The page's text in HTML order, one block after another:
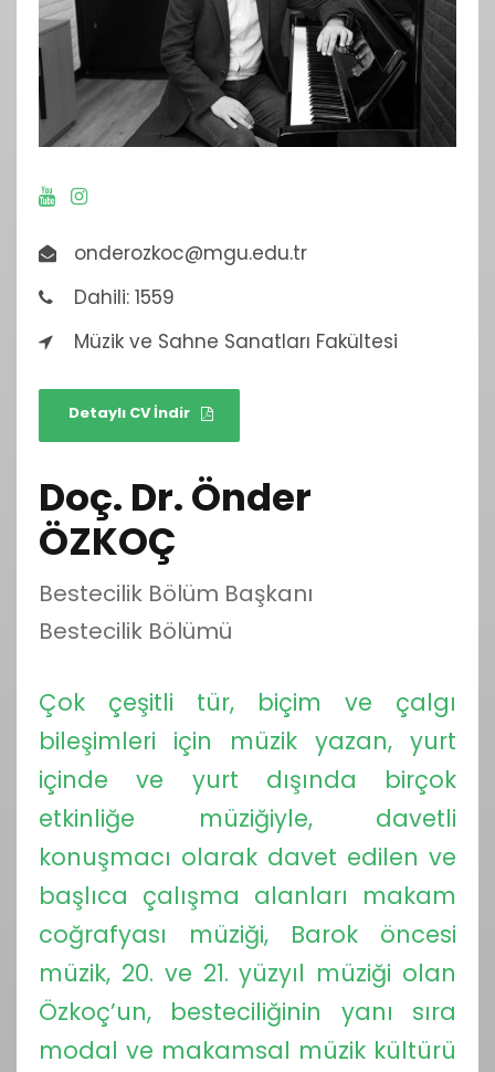
onderozkoc@mgu.edu.tr
Dahili: 1559
Müzik ve Sahne Sanatları Fakültesi
Detaylı CV İndir
Doç. Dr. Önder
ÖZKOÇ
Bestecilik Bölüm Başkanı
Bestecilik Bölümü
Çok çeşitli tür, biçim ve çalgı
bileşimleri için müzik yazan, yurt
içinde ve yurt dışında birçok
etkinliğe müziğiyle, davetli
konuşmacı olarak davet edilen ve
başlıca çalışma alanları makam
coğrafyası müziği, Barok öncesi
müzik, 20. ve 21. yüzyıl müziği olan
Özkoç’un, besteciliğinin yanı sıra
modal ve makamsal müzik kültürü